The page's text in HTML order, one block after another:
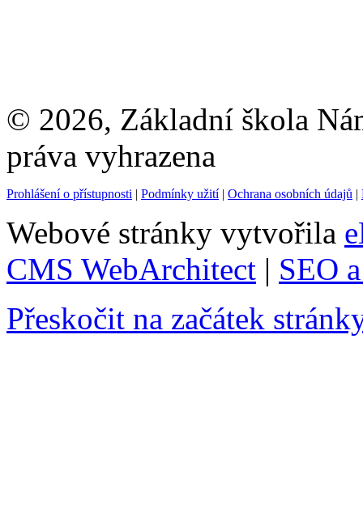
© 2026, Základní škola
práva vyhrazena
Prohlášení o přístupnosti | Podmínky užití| Ochrana osobních údajů |
Webové stránky vytvořila
CMS WebArchitect | SEO
Přeskočit na začátek